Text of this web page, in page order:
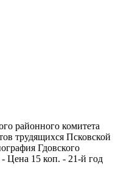
районного комитета
трудящихся Псковской
Гдовского
- Цена 15 коп. - 21-й год